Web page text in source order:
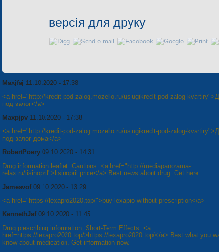
версія для друку
Maxjfaj 11.10.2020 - 17:38
<a href="http://kredit-pod-zalog.mozello.ru/uslugikredit-pod-zalog-
под залог</a>
Maxpjpv 11.10.2020 - 17:38
<a href="http://kredit-pod-zalog.mozello.ru/uslugikredit-pod-zalog-
под залог дома</a>
RobertPoery 09.10.2020 - 14:31
Drug information leaflet. Cautions. <a href="http://mediapanorama-
relax.ru/lisinopril">lisinopril price</a> Best news about drug. Get here.
Jamesvof 09.10.2020 - 13:29
<a href="https://lexapro2020.top/">buy lexapro without prescription</a>
KennethJaf 09.10.2020 - 11:45
Drug prescribing information. Short-Term Effects. <a
href=https://lexapro2020.top/>https://lexapro2020.top/</a> Best what you
know about medication. Get information now.